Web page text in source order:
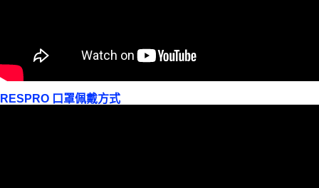
RESPRO 口罩佩戴方式